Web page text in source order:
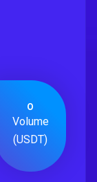
0
Volume
(USDT)